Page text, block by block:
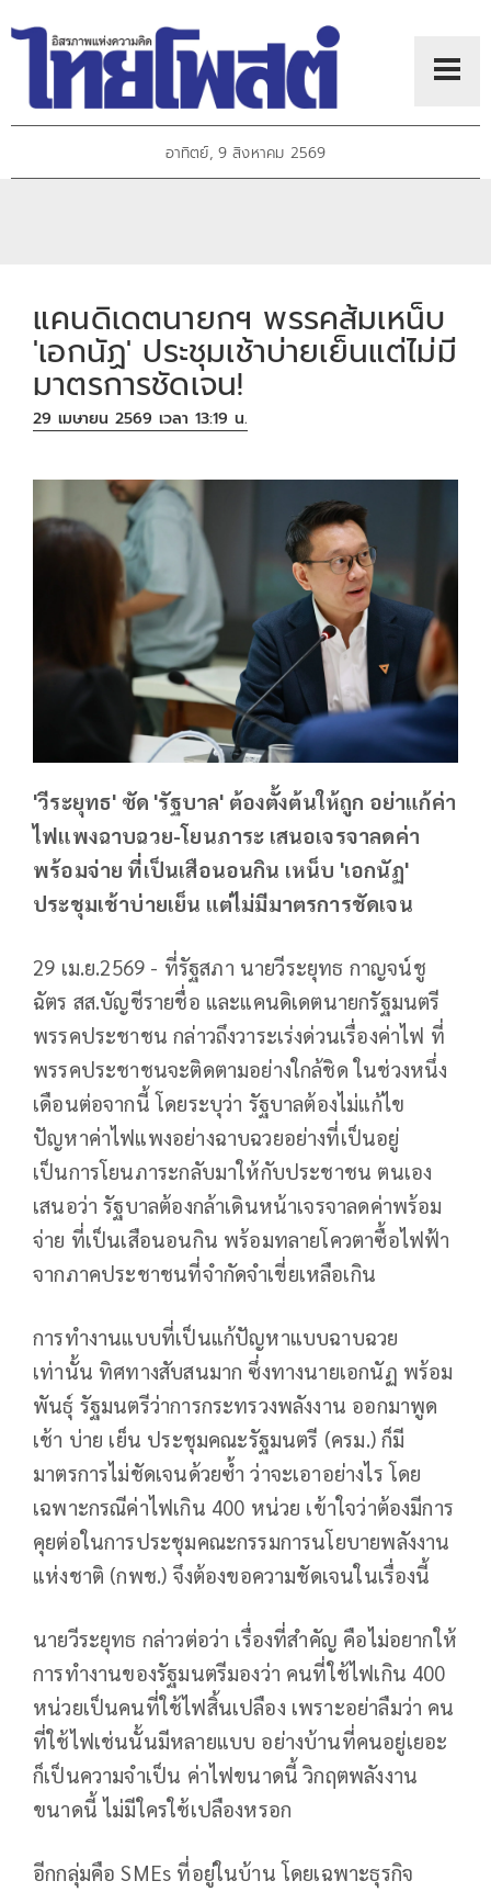
อาทิตย์, 9 สิงหาคม 2569
แคนดิเดตนายกฯ พรรคส้มเหน็บ
'เอกนัฏ' ประชุมเช้าบ่ายเย็นแต่ไม่มี
มาตรการชัดเจน!
29 เมษายน 2569 เวลา 13:19 น.
'วีระยุทธ' ซัด 'รัฐบาล' ต้องตั้งต้นให้ถูก อย่าแก้ค่า
ไฟแพงฉาบฉวย-โยนภาระ เสนอเจรจาลดค่า
พร้อมจ่าย ที่เป็นเสือนอนกิน เหน็บ 'เอกนัฏ'
ประชุมเช้าบ่ายเย็น แต่ไม่มีมาตรการชัดเจน
29 เม.ย.2569 - ที่รัฐสภา นายวีระยุทธ กาญจน์ชู
ฉัตร สส.บัญชีรายชื่อ และแคนดิเดตนายกรัฐมนตรี
พรรคประชาชน กล่าวถึงวาระเร่งด่วนเรื่องค่าไฟ ที่
พรรคประชาชนจะติดตามอย่างใกล้ชิด ในช่วงหนึ่ง
เดือนต่อจากนี้ โดยระบุว่า รัฐบาลต้องไม่แก้ไข
ปัญหาค่าไฟแพงอย่างฉาบฉวยอย่างที่เป็นอยู่
เป็นการโยนภาระกลับมาให้กับประชาชน ตนเอง
เสนอว่า รัฐบาลต้องกล้าเดินหน้าเจรจาลดค่าพร้อม
จ่าย ที่เป็นเสือนอนกิน พร้อมทลายโควตาซื้อไฟฟ้า
จากภาคประชาชนที่จำกัดจำเขี่ยเหลือเกิน
การทํางานแบบที่เป็นแก้ปัญหาแบบฉาบฉวย
เท่านั้น ทิศทางสับสนมาก ซึ่งทางนายเอกนัฏ พร้อม
พันธุ์ รัฐมนตรีว่าการกระทรวงพลังงาน ออกมาพูด
เช้า บ่าย เย็น ประชุมคณะรัฐมนตรี (ครม.) ก็มี
มาตรการไม่ชัดเจนด้วยซ้ำ ว่าจะเอาอย่างไร โดย
เฉพาะกรณีค่าไฟเกิน 400 หน่วย เข้าใจว่าต้องมีการ
คุยต่อในการประชุมคณะกรรมการนโยบายพลังงาน
แห่งชาติ (กพช.) จึงต้องขอความชัดเจนในเรื่องนี้
นายวีระยุทธ กล่าวต่อว่า เรื่องที่สําคัญ คือไม่อยากให้
การทํางานของรัฐมนตรีมองว่า คนที่ใช้ไฟเกิน 400
หน่วยเป็นคนที่ใช้ไฟสิ้นเปลือง เพราะอย่าลืมว่า คน
ที่ใช้ไฟเช่นนั้นมีหลายแบบ อย่างบ้านที่คนอยู่เยอะ
ก็เป็นความจําเป็น ค่าไฟขนาดนี้ วิกฤตพลังงาน
ขนาดนี้ ไม่มีใครใช้เปลืองหรอก
อีกกลุ่มคือ SMEs ที่อยู่ในบ้าน โดยเฉพาะธุรกิจ